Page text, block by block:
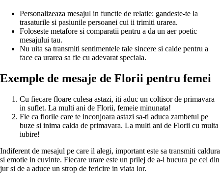
Personalizeaza mesajul in functie de relatie: gandeste-te la
trasaturile si pasiunile persoanei cui ii trimiti urarea.
Foloseste metafore si comparatii pentru a da un aer poetic
mesajului tau.
Nu uita sa transmiti sentimentele tale sincere si calde pentru a
face ca urarea sa fie cu adevarat speciala.
Exemple de mesaje de Florii pentru femei
Cu fiecare floare culesa astazi, iti aduc un coltisor de primavara
in suflet. La multi ani de Florii, femeie minunata!
Fie ca florile care te inconjoara astazi sa-ti aduca zambetul pe
buze si inima calda de primavara. La multi ani de Florii cu multa
iubire!
Indiferent de mesajul pe care il alegi, important este sa transmiti caldura
si emotie in cuvinte. Fiecare urare este un prilej de a-i bucura pe cei din
jur si de a aduce un strop de fericire in viata lor.